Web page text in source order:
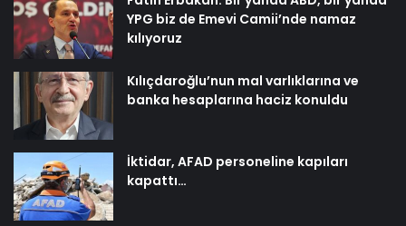
YPG biz de Emevi Camii’nde namaz
kılıyoruz
Kılıçdaroğlu’nun mal varlıklarına ve
banka hesaplarına haciz konuldu
İktidar, AFAD personeline kapıları
kapattı…